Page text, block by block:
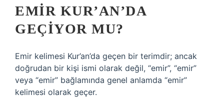
EMIR KUR’AN’DA
GEÇIYOR MU?
Emir kelimesi Kur’an’da geçen bir terimdir; ancak
doğrudan bir kişi ismi olarak değil, “emir”, “emir”
veya “emir” bağlamında genel anlamda “emir”
kelimesi olarak geçer.